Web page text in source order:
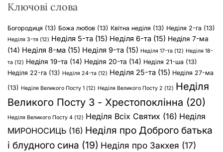
Ключові слова
Богородиця (13) Божа любов (13) Квітна неділя (13) Неділя 2-га (13)
Неділя 3-тя (12) Неділя 5-та (15) Неділя 6-та (15) Неділя 7-ма
(14) Неділя 8-ма (15) Неділя 9-та (15) Неділя 17-та (12) Неділя 18-
та (12) Неділя 19-та (14) Неділя 20-та (14) Неділя 21-ша (13)
Неділя 22-га (13) Неділя 24-та (12) Неділя 25-та (15) Неділя 27-ма
(13) Неділя Великого Посту 1 (12) Неділя Великого Посту 2 (12) Неділя
Великого Посту 3 - Хрестопоклінна (20)
Неділя Великого Посту 4 (12) Неділя Всіх Святих (16) Неділя
МИРОНОСИЦЬ (16) Неділя про Доброго батька
і блудного сина (19) Неділя про Закхея (17)